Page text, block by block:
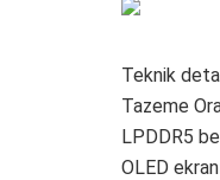
Teknik
Tazeme
LPDDR5
OLED